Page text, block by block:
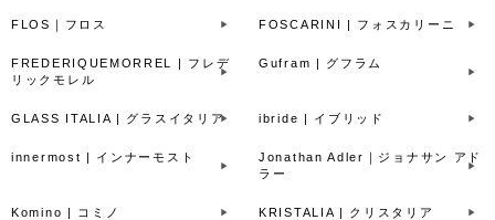
FLOS｜フロス FOSCARINI | フォスカリーニ
FREDERIQUEMORREL | フレデ
リックモレル
Gufram | グフラム
GLASS ITALIA | グラスイタリア ibride | イブリッド
innermost | インナーモスト
Jonathan Adler｜ジョナサン アド
ラー
Komino | コミノ KRISTALIA | クリスタリア